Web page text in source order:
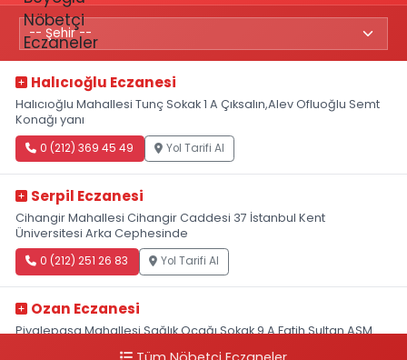
Halıcıoğlu Eczanesi
Halıcıoğlu Mahallesi Tunç Sokak 1 A Çıksalın,Alev Ofluoğlu Semt
Konağı yanı
0 (212) 369 45 49 Yol Tarifi Al
Serpil Eczanesi
Cihangir Mahallesi Cihangir Caddesi 37 İstanbul Kent
Üniversitesi Arka Cephesinde
0 (212) 251 26 83 Yol Tarifi Al
Ozan Eczanesi
Piyalepaşa Mahallesi Sağlık Ocağı Sokak 9 A Fatih Sultan ASM